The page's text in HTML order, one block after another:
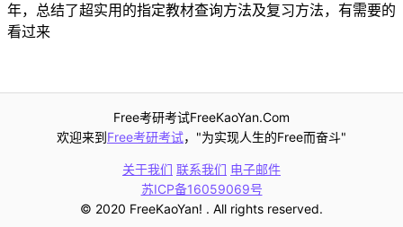
年，总结了超实用的指定教材查询方法及复习方法，有需要的
看过来
Free考研考试FreeKaoYan.Com
欢迎来到Free考研考试，"为实现人生的Free而奋斗"
关于我们 联系我们 电子邮件
苏ICP备16059069号
© 2020 FreeKaoYan! . All rights reserved.